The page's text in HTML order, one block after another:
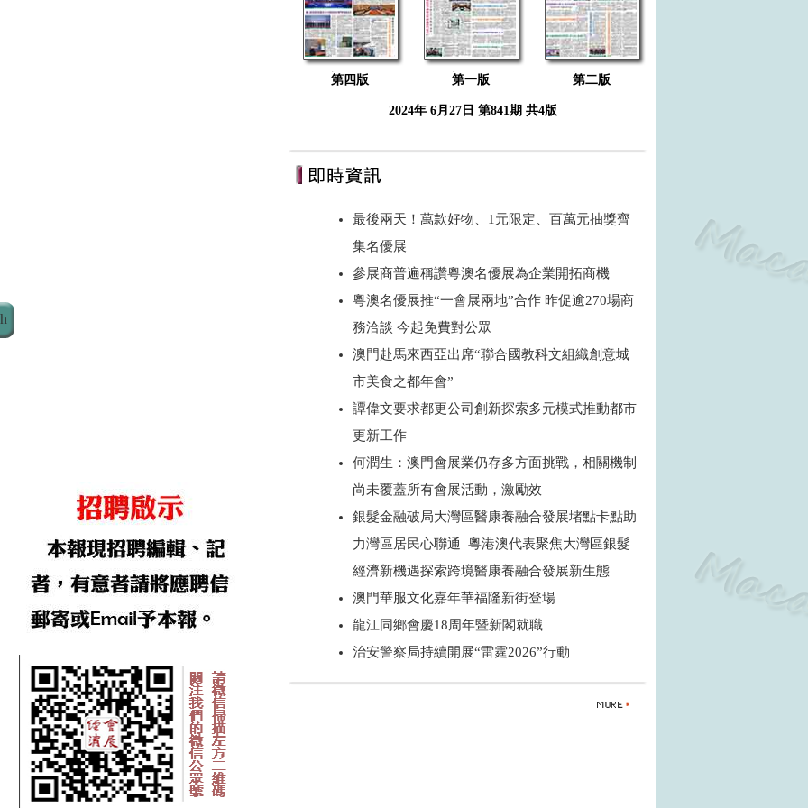
第四版 第一版 第二版
2024年 6月27日 第841期 共4版
最後兩天！萬款好物、1元限定、百萬元抽獎齊
集名優展
參展商普遍稱讚粵澳名優展為企業開拓商機
粵澳名優展推“一會展兩地”合作 昨促逾270場商
務洽談 今起免費對公眾
澳門赴馬來西亞出席“聯合國教科文組織創意城
市美食之都年會”
譚偉文要求都更公司創新探索多元模式推動都市
更新工作
何潤生：澳門會展業仍存多方面挑戰，相關機制
尚未覆蓋所有會展活動，激勵效
銀髮金融破局大灣區醫康養融合發展堵點卡點助
力灣區居民心聯通 粵港澳代表聚焦大灣區銀髮
經濟新機遇探索跨境醫康養融合發展新生態
澳門華服文化嘉年華福隆新街登場
龍江同鄉會慶18周年暨新閣就職
治安警察局持續開展“雷霆2026”行動